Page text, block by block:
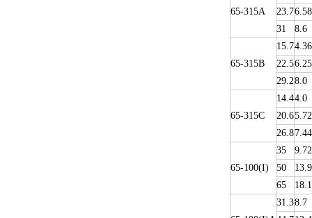
65-315A
23.76.58
31
8.6
65-315B
15.74.36
22.56.25
29.28.0
65-315C
14.44.0
20.65.72
26.87.44
65-100(I)
35
9.72
50
13.9
65
18.1
31.38.7